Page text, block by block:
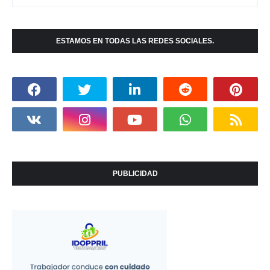
ESTAMOS EN TODAS LAS REDES SOCIALES.
PUBLICIDAD